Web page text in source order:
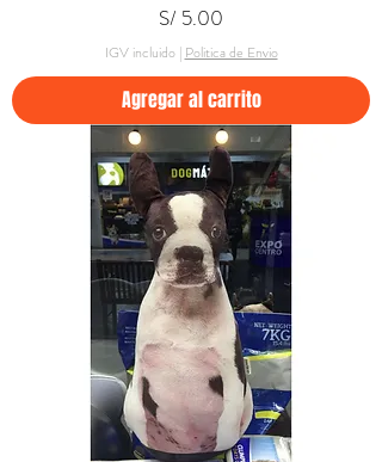
Precio
S/ 5.00
IGV incluido| Politica de Envio
Agregar al carrito